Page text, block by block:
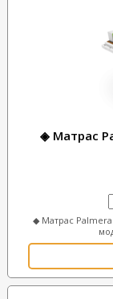
◈ Матрас
◆ Матрас